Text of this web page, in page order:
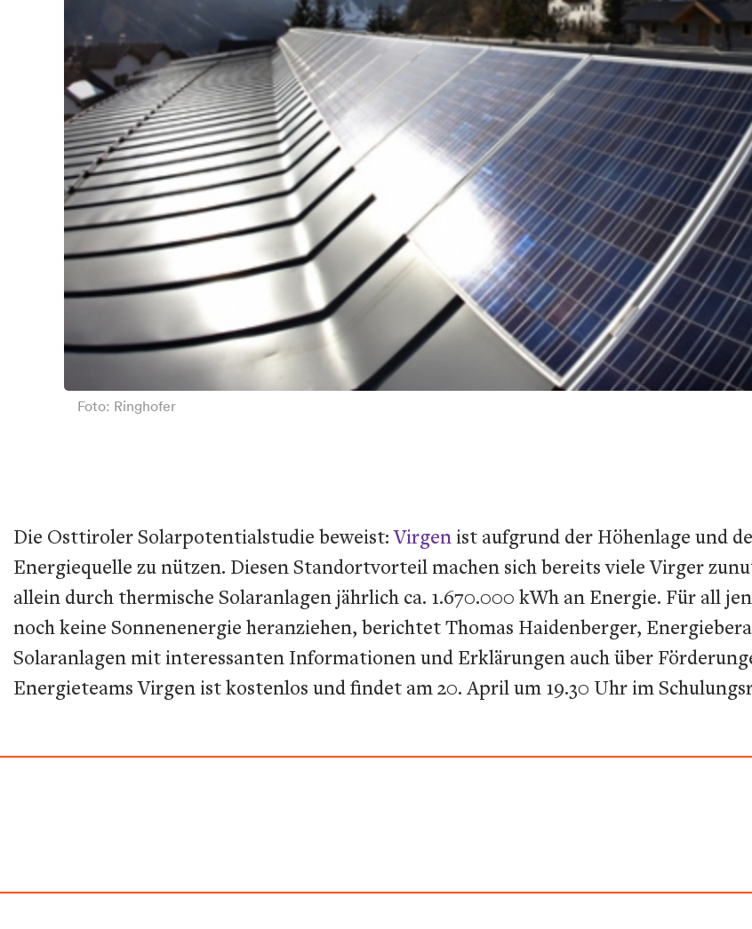
Foto: Ringhofer
Die Osttiroler Solarpotentialstudie beweist:Virgen ist aufgrund der Höhenlage und
Energiequelle zu nützen. Diesen Standortvorteil machen sich bereits viele Virger
allein durch thermische Solaranlagen jährlich ca. 1.670.000 kWh an Energie. Für all
noch keine Sonnenenergie heranziehen, berichtet Thomas Haidenberger,
Solaranlagen mit interessanten Informationen und Erklärungen auch über
Energieteams Virgen ist kostenlos und findet am 20. April um 19.30 Uhr im